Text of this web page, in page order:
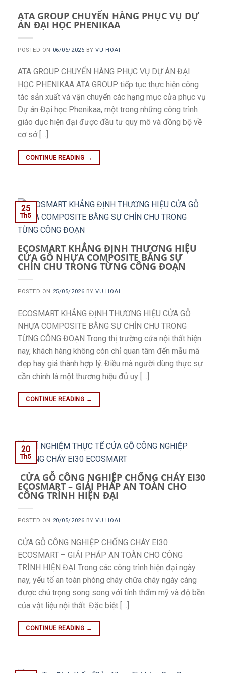
ATA GROUP CHUYỂN HÀNG PHỤC VỤ DỰ
ÁN ĐẠI HỌC PHENIKAA
POSTED ON 06/06/2026 BYVU HOAI
ATA GROUP CHUYỂN HÀNG PHỤC VỤ DỰ ÁN ĐẠI
HỌC PHENIKAA ATA GROUP tiếp tục thực hiện công
tác sản xuất và vận chuyển các hạng mục cửa phục vụ
Dự án Đại học Phenikaa, một trong những công trình
giáo dục hiện đại được đầu tư quy mô và đồng bộ về
cơ sở […]
CONTINUE READING →
ECOSMART KHẲNG ĐỊNH THƯƠNG HIỆU
CỬA GỖ NHỰA COMPOSITE BẰNG SỰ
CHỈN CHU TRONG TỪNG CÔNG ĐOẠN
POSTED ON 25/05/2026 BYVU HOAI
25
Th5
ECOSMART KHẲNG ĐỊNH THƯƠNG HIỆU CỬA GỖ
NHỰA COMPOSITE BẰNG SỰ CHỈN CHU TRONG
TỪNG CÔNG ĐOẠN Trong thị trường cửa nội thất hiện
nay, khách hàng không còn chỉ quan tâm đến mẫu mã
đẹp hay giá thành hợp lý. Điều mà người dùng thực sự
cần chính là một thương hiệu đủ uy […]
CONTINUE READING →
CỬA GỖ CÔNG NGHIỆP CHỐNG CHÁY EI30
ECOSMART – GIẢI PHÁP AN TOÀN CHO
CÔNG TRÌNH HIỆN ĐẠI
POSTED ON 20/05/2026 BYVU HOAI
20
Th5
CỬA GỖ CÔNG NGHIỆP CHỐNG CHÁY EI30
ECOSMART – GIẢI PHÁP AN TOÀN CHO CÔNG
TRÌNH HIỆN ĐẠI Trong các công trình hiện đại ngày
nay, yếu tố an toàn phòng cháy chữa cháy ngày càng
được chú trọng song song với tính thẩm mỹ và độ bền
của vật liệu nội thất. Đặc biệt […]
CONTINUE READING →